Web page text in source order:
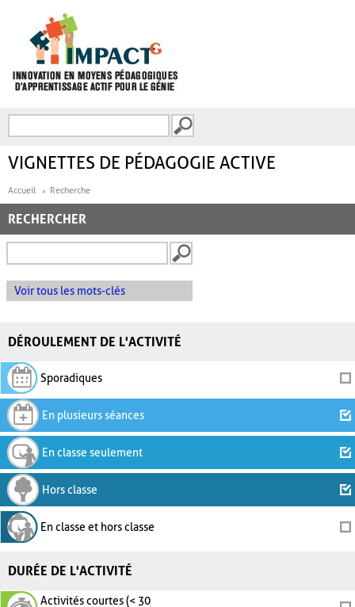
FORMULAIRE DE
VIGNETTES DE PÉDAGOGIE ACTIVE
Accueil Recherche
RECHERCHER
Voir tous les mots-clés
DÉROULEMENT DE L'ACTIVITÉ
Sporadiques
En plusieurs séances
En classe seulement
Hors classe
En classe et hors classe
DURÉE DE L'ACTIVITÉ
Activités courtes (< 30